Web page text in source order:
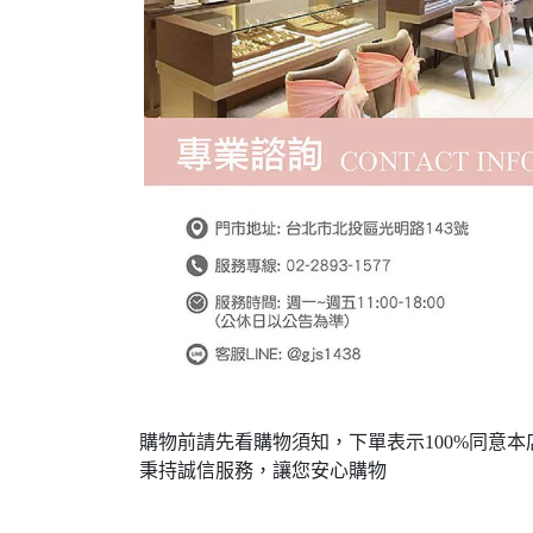
購物前請先看購物須知，下單表示100%同意本
秉持誠信服務，讓您安心購物